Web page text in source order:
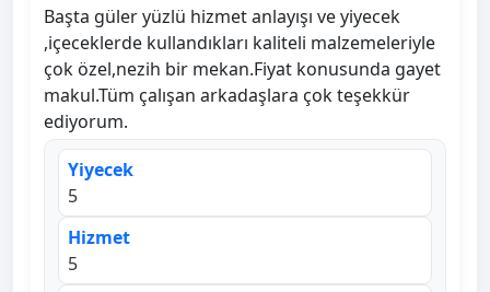
Başta güler yüzlü hizmet anlayışı ve yiyecek
,içeceklerde kullandıkları kaliteli malzemeleriyle
çok özel,nezih bir mekan.Fiyat konusunda gayet
makul.Tüm çalışan arkadaşlara çok teşekkür
ediyorum.
Yiyecek
5
Hizmet
5